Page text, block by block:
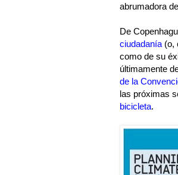
abrumadora
De
ciudadanía (o,
como de su
últimamente
de la
las próximas
bicicleta.